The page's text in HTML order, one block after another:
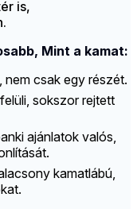
is,
Mint a kamat:
nem csak egy részét.
sokszor rejtett
ajánlatok valós,
kamatlábú,